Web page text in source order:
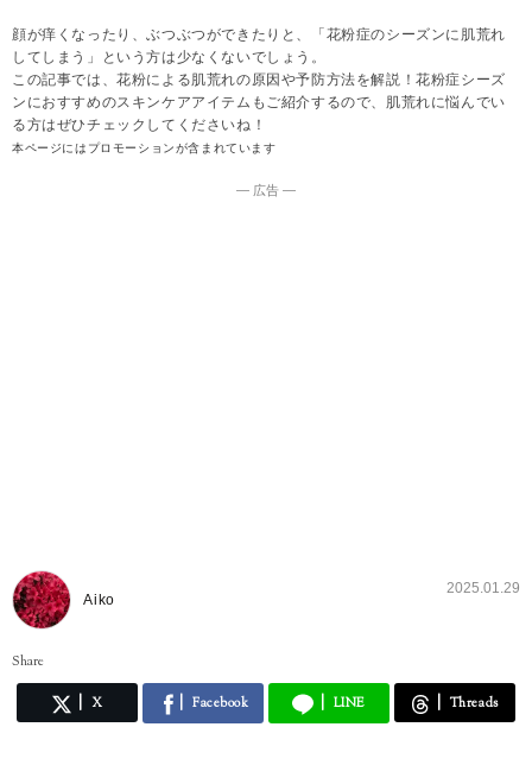
顔が痒くなったり、ぶつぶつができたりと、「花粉症のシーズンに肌荒れ
してしまう」という方は少なくないでしょう。
この記事では、花粉による肌荒れの原因や予防方法を解説！花粉症シーズ
ンにおすすめのスキンケアアイテムもご紹介するので、肌荒れに悩んでい
る方はぜひチェックしてくださいね！
本ページにはプロモーションが含まれています
― 広告 ―
Aiko
2025.01.29
Share
X Facebook LINE Threads